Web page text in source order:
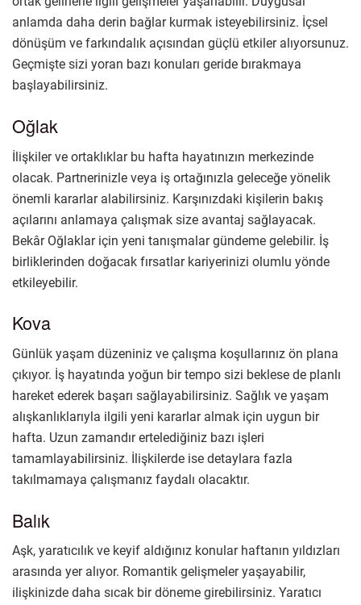
anlamda daha derin bağlar kurmak isteyebilirsiniz. İçsel
dönüşüm ve farkındalık açısından güçlü etkiler alıyorsunuz.
Geçmişte sizi yoran bazı konuları geride bırakmaya
başlayabilirsiniz.
Oğlak
İlişkiler ve ortaklıklar bu hafta hayatınızın merkezinde
olacak. Partnerinizle veya iş ortağınızla geleceğe yönelik
önemli kararlar alabilirsiniz. Karşınızdaki kişilerin bakış
açılarını anlamaya çalışmak size avantaj sağlayacak.
Bekâr Oğlaklar için yeni tanışmalar gündeme gelebilir. İş
birliklerinden doğacak fırsatlar kariyerinizi olumlu yönde
etkileyebilir.
Kova
Günlük yaşam düzeniniz ve çalışma koşullarınız ön plana
çıkıyor. İş hayatında yoğun bir tempo sizi beklese de planlı
hareket ederek başarı sağlayabilirsiniz. Sağlık ve yaşam
alışkanlıklarıyla ilgili yeni kararlar almak için uygun bir
hafta. Uzun zamandır ertelediğiniz bazı işleri
tamamlayabilirsiniz. İlişkilerde ise detaylara fazla
takılmamaya çalışmanız faydalı olacaktır.
Balık
Aşk, yaratıcılık ve keyif aldığınız konular haftanın yıldızları
arasında yer alıyor. Romantik gelişmeler yaşayabilir,
ilişkinizde daha sıcak bir döneme girebilirsiniz. Yaratıcı